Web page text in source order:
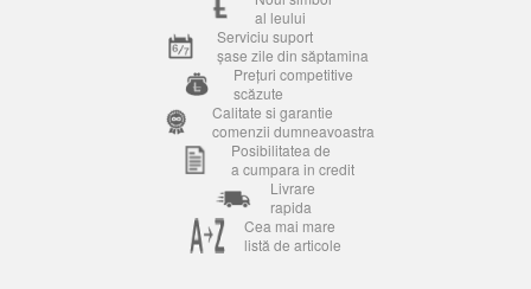
al leului
Serviciu suport
șase zile din săptamina
Prețuri competitive
scăzute
Calitate si garantie
comenzii dumneavoastra
Posibilitatea de
a cumpara in credit
Livrare
rapida
Cea mai mare
listă de articole